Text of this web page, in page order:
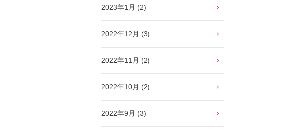
2023年1月 (2)
2022年12月 (3)
2022年11月 (2)
2022年10月 (2)
2022年9月 (3)